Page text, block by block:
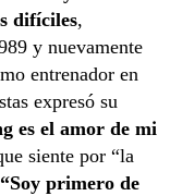
difíciles,
y nuevamente
entrenador en
expresó su
es el amor de mi
siente por “la
“Soy primero de